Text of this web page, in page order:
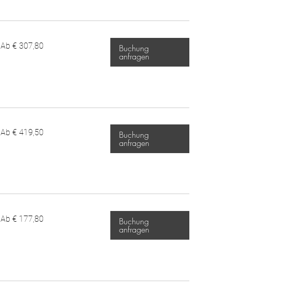
307,80
Ab € 307,80 Buchung
anfragen
419,50
Ab € 419,50 Buchung
anfragen
177,80
Ab € 177,80 Buchung
anfragen